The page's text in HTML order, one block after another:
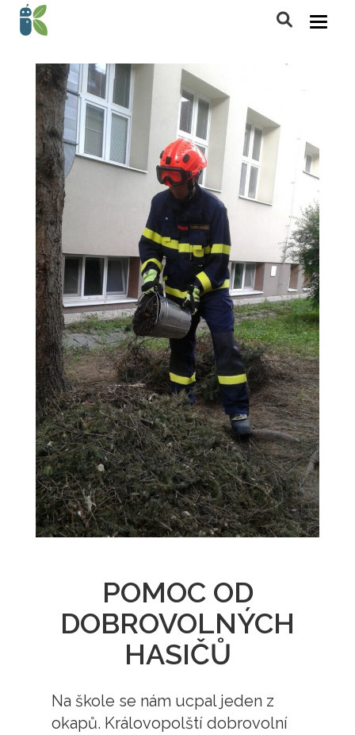
POMOC OD
DOBROVOLNÝCH
HASIČŮ
Na škole se nám ucpal jeden z
okapů. Královopolští dobrovolní